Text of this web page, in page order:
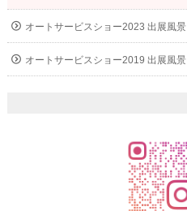
オートサービスショー2023 出展風景
オートサービスショー2019 出展風景